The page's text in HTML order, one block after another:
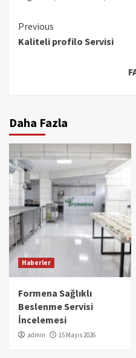
Continue
Reading
Previous
Kaliteli profilo Servisi
Daha Fazla
Haberler
Formena Sağlıklı
Beslenme Servisi
İncelemesi
admin 15 Mayıs 2026